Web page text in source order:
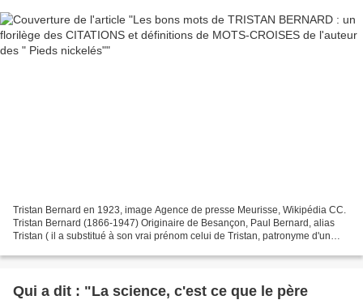
Tristan Bernard en 1923, image Agence de presse Meurisse, Wikipédia CC.
Tristan Bernard (1866-1947) Originaire de Besançon, Paul Bernard, alias
Tristan ( il a substitué à son vrai prénom celui de Tristan, patronyme d'un
Qui a dit : "La science, c'est ce que le père